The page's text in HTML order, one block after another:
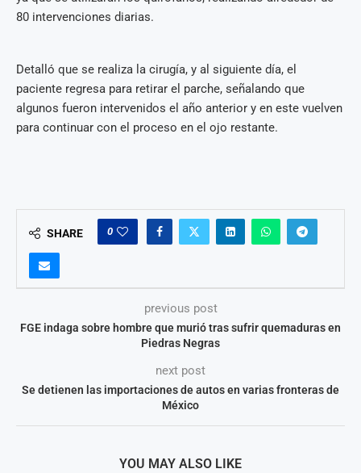
80 intervenciones diarias.
Detalló que se realiza la cirugía, y al siguiente día, el
paciente regresa para retirar el parche, señalando que
algunos fueron intervenidos el año anterior y en este vuelven
para continuar con el proceso en el ojo restante.
SHARE 0
previous post
FGE indaga sobre hombre que murió tras sufrir quemaduras en
Piedras Negras
next post
Se detienen las importaciones de autos en varias fronteras de
México
YOU MAY ALSO LIKE